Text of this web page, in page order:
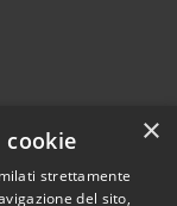
×
strettamente
del sito,